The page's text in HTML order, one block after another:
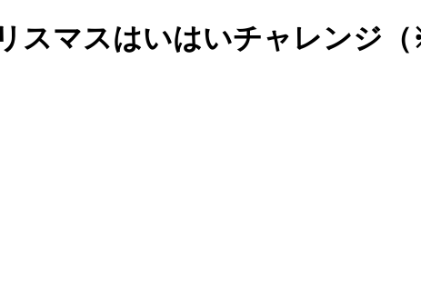
マスはいはいチャレンジ（